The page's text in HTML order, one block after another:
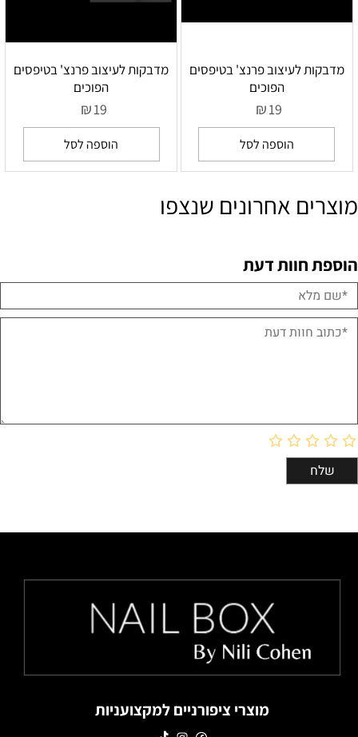
מדבקות לעיצוב פרנצ' בטיפסים
הפוכים
₪19
הוספה לסל
מדבקות לעיצוב פרנצ' בטיפסים
הפוכים
₪19
הוספה לסל
מוצרים אחרונים שנצפו
הוספת חוות דעת
מוצרי ציפורניים למקצועניות